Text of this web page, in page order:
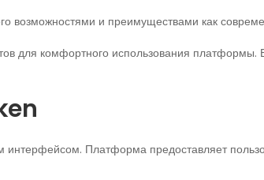
возможностями и преимуществами как
для комфортного использования
интерфейсом. Платформа предоставляет